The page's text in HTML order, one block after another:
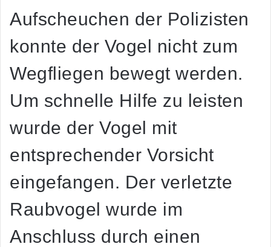
Aufscheuchen der Polizisten
konnte der Vogel nicht zum
Wegfliegen bewegt werden.
Um schnelle Hilfe zu leisten
wurde der Vogel mit
entsprechender Vorsicht
eingefangen. Der verletzte
Raubvogel wurde im
Anschluss durch einen